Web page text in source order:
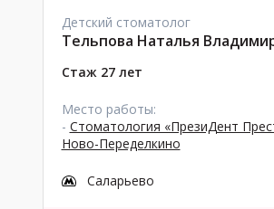
Детский стоматолог
Тельпова Наталья
Стаж 27 лет
Место работы:
- Стоматология «ПрезиДент
Ново-Переделкино
Саларьево